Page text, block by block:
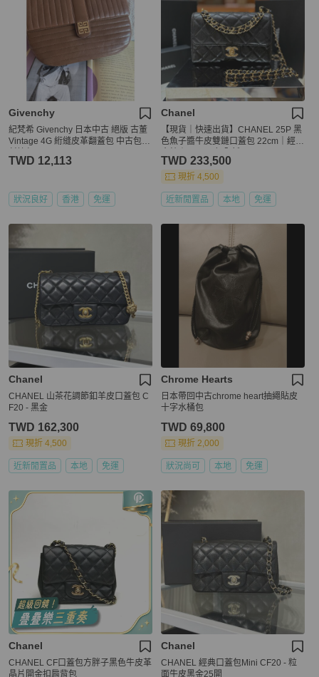
Givenchy
紀梵希 Givenchy 日本中古 絕版 古董
Vintage 4G 絎縫皮革翻蓋包 中古包
TWD 12,113
狀況良好 香港 免運
Chanel
【現貨｜快速出貨】CHANEL 25P 黑
色魚子醬牛皮雙鏈口蓋包 22cm｜經典
TWD 233,500
現折 4,500
近新閒置品 本地 免運
Chanel
CHANEL 山茶花調節釦羊皮口蓋包 C
F20 - 黑金
TWD 162,300
現折 4,500
近新閒置品 本地 免運
Chrome Hearts
日本帶回中古chrome heart抽繩貼皮
十字水桶包
TWD 69,800
現折 2,000
狀況尚可 本地 免運
Chanel
CHANEL CF口蓋包方胖子黑色牛皮革
晶片開金扣肩背包
Chanel
CHANEL 經典口蓋包Mini CF20 - 粒
面牛皮黑金25開